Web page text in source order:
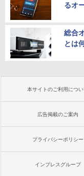
るオ
総合
とは
本サイトのご利用につい
広告掲載のご案内
プライバシーポリシー
インプレスグループ